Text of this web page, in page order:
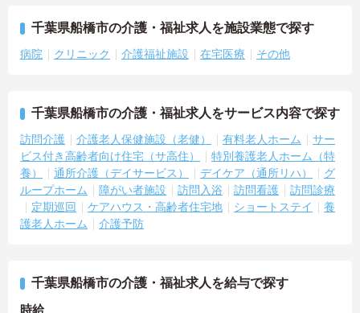
千葉県船橋市の介護・福祉求人を施設業態で探す
病院 クリニック 介護福祉施設 在宅医療 その他
千葉県船橋市の介護・福祉求人をサービス内容で探す
訪問介護 介護老人保健施設（老健） 有料老人ホーム
サー
ビス付き高齢者向け住宅（サ高住）
特別養護老人ホーム（特
養）
通所介護（デイサービス） デイケア（通所リハ）
グ
ループホーム
障がい者施設 訪問入浴 訪問看護
訪問診療
定期巡回
ケアハウス・高齢者住宅地 ショートステイ
養
護老人ホーム
介護予防
千葉県船橋市の介護・福祉求人を給与で探す
時給